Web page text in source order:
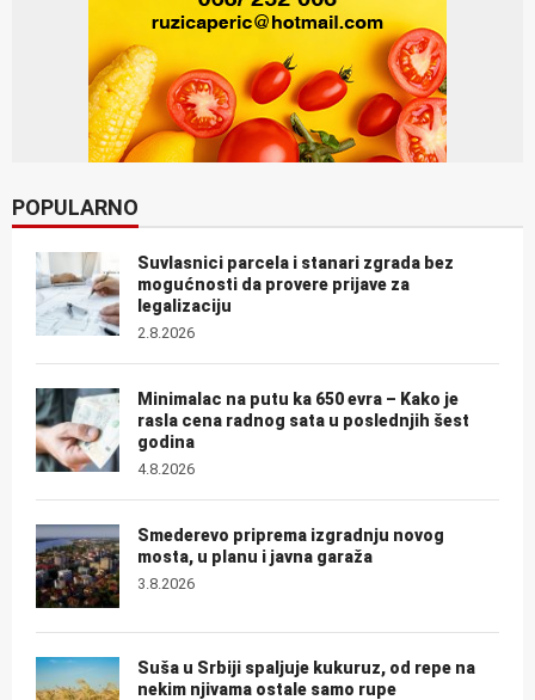
POPULARNO
Suvlasnici parcela i stanari zgrada bez
mogućnosti da provere prijave za
legalizaciju
2.8.2026
Minimalac na putu ka 650 evra – Kako je
rasla cena radnog sata u poslednjih šest
godina
4.8.2026
Smederevo priprema izgradnju novog
mosta, u planu i javna garaža
3.8.2026
Suša u Srbiji spaljuje kukuruz, od repe na
nekim njivama ostale samo rupe